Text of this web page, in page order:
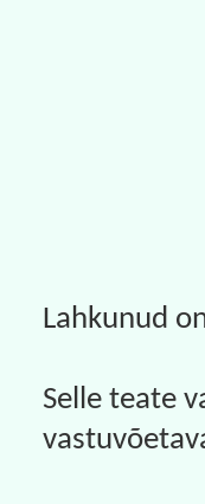
Lahkunud
Selle teate